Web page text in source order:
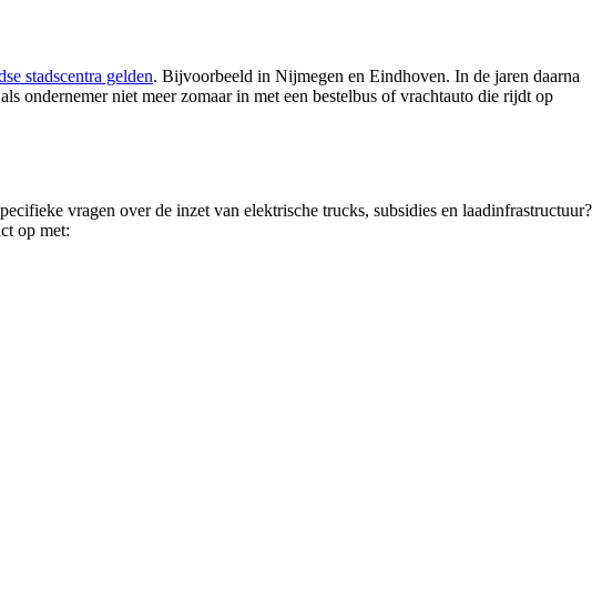
stadscentra gelden. Bijvoorbeeld in Nijmegen en Eindhoven. In de jaren daarna
ondernemer niet meer zomaar in met een bestelbus of vrachtauto die rijdt op
vragen over de inzet van elektrische trucks, subsidies en laadinfrastructuur?
op met: